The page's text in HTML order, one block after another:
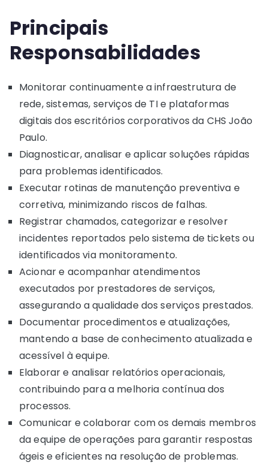
Principais
Responsabilidades
Monitorar continuamente a infraestrutura de
rede, sistemas, serviços de TI e plataformas
digitais dos escritórios corporativos da CHS João
Paulo.
Diagnosticar, analisar e aplicar soluções rápidas
para problemas identificados.
Executar rotinas de manutenção preventiva e
corretiva, minimizando riscos de falhas.
Registrar chamados, categorizar e resolver
incidentes reportados pelo sistema de tickets ou
identificados via monitoramento.
Acionar e acompanhar atendimentos
executados por prestadores de serviços,
assegurando a qualidade dos serviços prestados.
Documentar procedimentos e atualizações,
mantendo a base de conhecimento atualizada e
acessível à equipe.
Elaborar e analisar relatórios operacionais,
contribuindo para a melhoria contínua dos
processos.
Comunicar e colaborar com os demais membros
da equipe de operações para garantir respostas
ágeis e eficientes na resolução de problemas.